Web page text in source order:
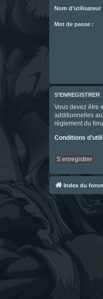
Nom d’utilisateur
Mot de passe :
S’ENREGISTRER
Vous devez être
additionnelles
règlement du
Conditions
S’enregistrer
Index du